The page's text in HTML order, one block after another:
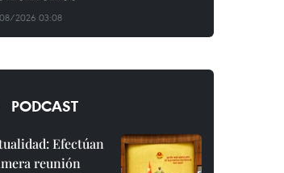
2026 03:08
PODCAST
Efectúan
reunión